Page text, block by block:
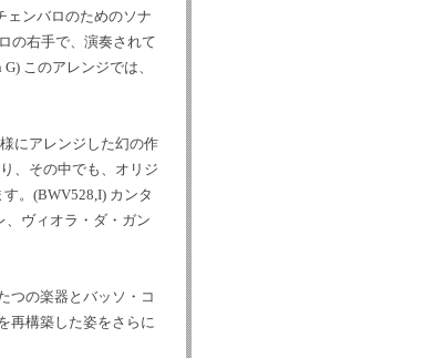
ェンバロのためのソナ
の右手で、演奏されて
このアレンジでは、
にアレンジした幻の作
、その中でも、オリジ
。(BWV528,I) カンタ
、ヴィオラ・ダ・ガン
つの楽器とバッソ・コ
再構築した姿をさらに